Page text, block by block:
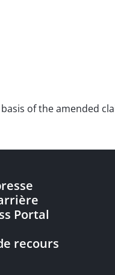
of the amended
Portal
recours